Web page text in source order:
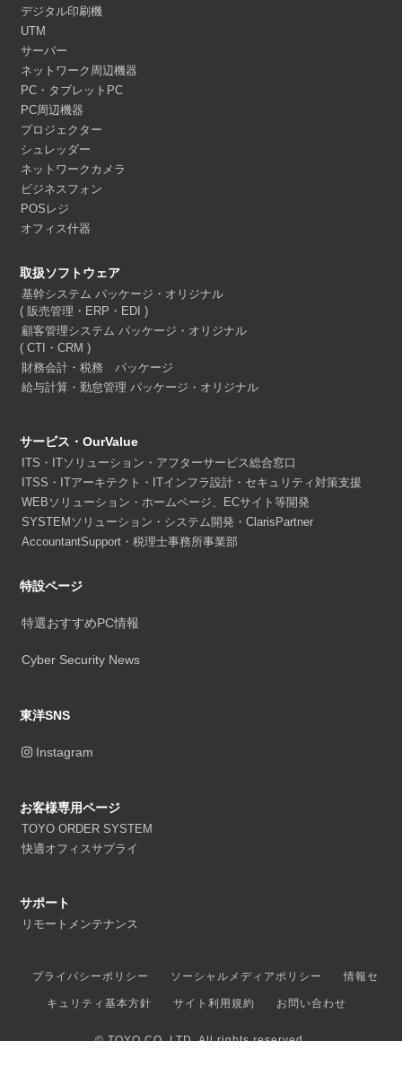
デジタル印刷機
UTM
サーバー
ネットワーク周辺機器
PC・タブレットPC
PC周辺機器
プロジェクター
シュレッダー
ネットワークカメラ
ビジネスフォン
POSレジ
オフィス什器
取扱ソフトウェア
基幹システム パッケージ・オリジナル
( 販売管理・ERP・EDI )
顧客管理システム パッケージ・オリジナル
( CTI・CRM )
財務会計・税務 パッケージ
給与計算・勤怠管理 パッケージ・オリジナル
サービス・OurValue
ITS・ITソリューション・アフターサービス総合窓口
ITSS・ITアーキテクト・ITインフラ設計・セキュリティ対策支援
WEBソリューション・ホームページ、ECサイト等開発
SYSTEMソリューション・システム開発・ClarisPartner
AccountantSupport・税理士事務所事業部
特設ページ
特選おすすめPC情報
Cyber Security News
東洋SNS
Instagram
お客様専用ページ
TOYO ORDER SYSTEM
快適オフィスサプライ
サポート
リモートメンテナンス
プライバシーポリシー ソーシャルメディアポリシー 情報セ
キュリティ基本方針 サイト利用規約 お問い合わせ
© TOYO CO.,LTD. All rights reserved.